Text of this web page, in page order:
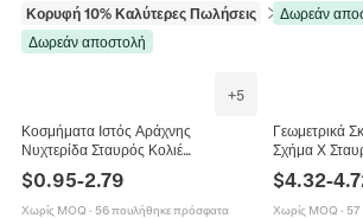
Κορυφή 10% Καλύτερες Πωλήσεις
σε Σετ
Δωρεάν αποστολή
Δωρεάν
+5
Κοσμήματα Ιστός Αράχνης
Νυχτερίδα Σταυρός Κολιέ
Σκουλαρίκια Κράμα Στρας Γοτθικό
Απόκριες Κοστούμι Ρετρό Πάνκ Στυλ
Γυναίκες
$0.95-2.79
Χωρίς MOQ · 56 πουλήθηκε πρόσφατα
Γεωμετρικά
Σχήμα Χ
Δίχρωμα
Ατσάλι
$4.32-
Χωρίς MOQ · 57